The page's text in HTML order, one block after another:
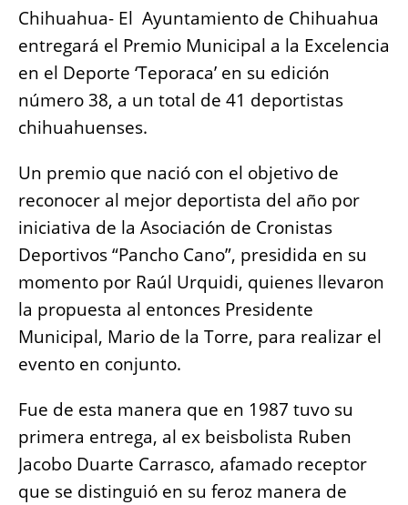
b
o
o
k
A
p
p
n
g
er
Li
n
k
Chihuahua- El Ayuntamiento de Chihuahua
entregará el Premio Municipal a la Excelencia
en el Deporte ‘Teporaca’ en su edición
número 38, a un total de 41 deportistas
chihuahuenses.
Un premio que nació con el objetivo de
reconocer al mejor deportista del año por
iniciativa de la Asociación de Cronistas
Deportivos “Pancho Cano”, presidida en su
momento por Raúl Urquidi, quienes llevaron
la propuesta al entonces Presidente
Municipal, Mario de la Torre, para realizar el
evento en conjunto.
Fue de esta manera que en 1987 tuvo su
primera entrega, al ex beisbolista Ruben
Jacobo Duarte Carrasco, afamado receptor
que se distinguió en su feroz manera de